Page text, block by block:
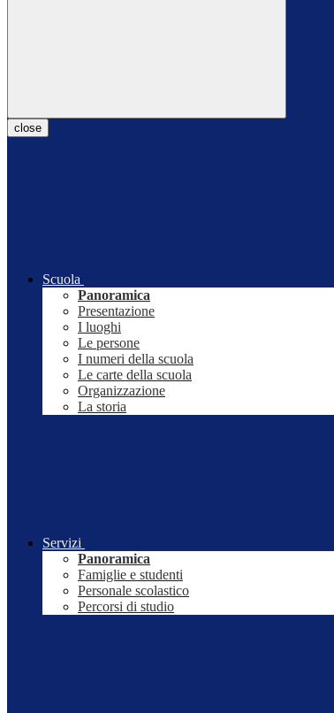
close
Scuola
Panoramica
Presentazione
I luoghi
Le persone
I numeri della scuola
Le carte della scuola
Organizzazione
La storia
Servizi
Panoramica
Famiglie e studenti
Personale scolastico
Percorsi di studio